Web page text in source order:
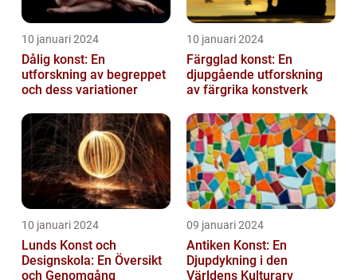
10 januari 2024
Dålig konst: En
utforskning av begreppet
och dess variationer
10 januari 2024
Färgglad konst: En
djupgående utforskning
av färgrika konstverk
10 januari 2024
Lunds Konst och
Designskola: En Översikt
och Genomgång
09 januari 2024
Antiken Konst: En
Djupdykning i den
Världens Kulturarv